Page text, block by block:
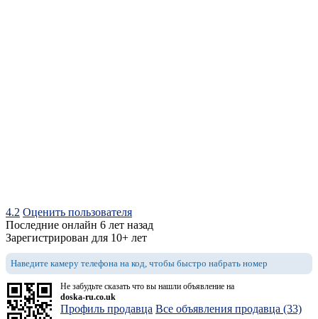
4.2 Оценить пользователя
Последние онлайн 6 лет назад
Зарегистрирован для 10+ лет
Наведите камеру телефона на код, чтобы быстро набрать номер
Не забудьте сказать что вы нашли объявление на
doska-ru.co.uk
Профиль продавца Все объявления продавца (33)